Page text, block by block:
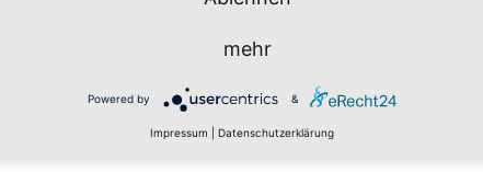
mehr
Powered by &
Impressum Datenschutzerklärung